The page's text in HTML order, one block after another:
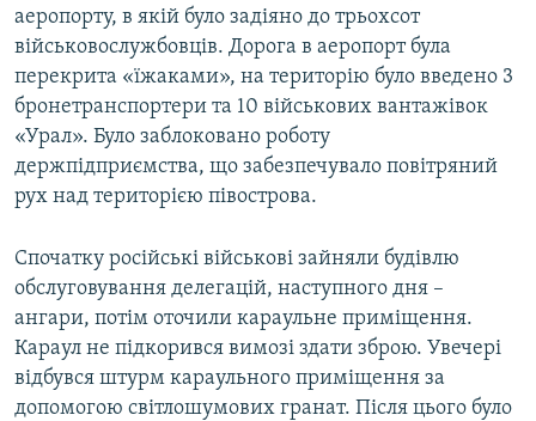
аеропорту, в якій було задіяно до трьохсот
військовослужбовців. Дорога в аеропорт була
перекрита «їжаками», на територію було введено 3
бронетранспортери та 10 військових вантажівок
«Урал». Було заблоковано роботу
держпідприємства, що забезпечувало повітряний
рух над територією півострова.
Спочатку російські військові зайняли будівлю
обслуговування делегацій, наступного дня –
ангари, потім оточили караульне приміщення.
Караул не підкорився вимозі здати зброю. Увечері
відбувся штурм караульного приміщення за
допомогою світлошумових гранат. Після цього було